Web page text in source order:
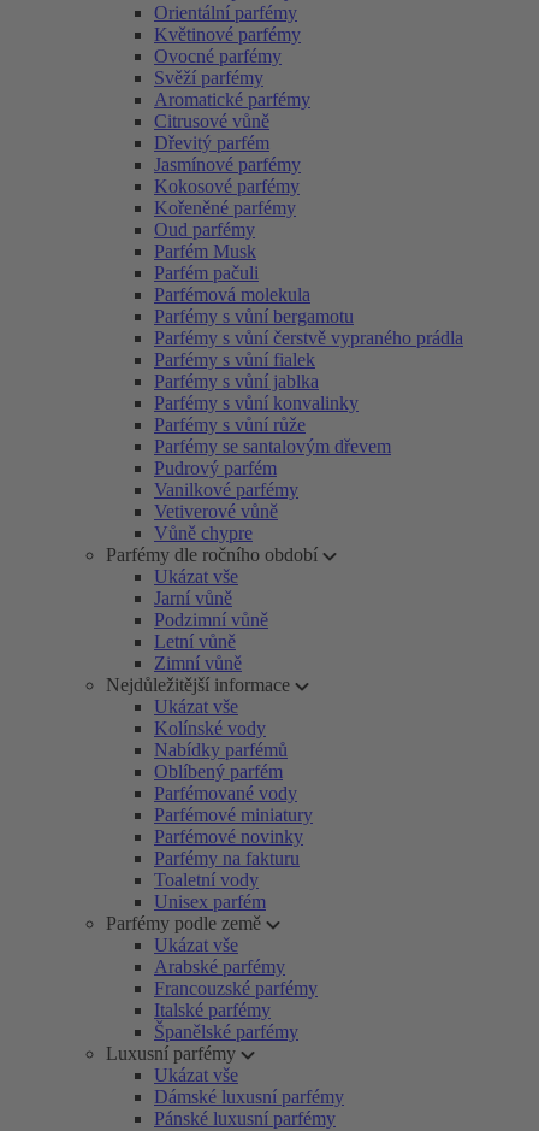
Orientální parfémy
Květinové parfémy
Ovocné parfémy
Svěží parfémy
Aromatické parfémy
Citrusové vůně
Dřevitý parfém
Jasmínové parfémy
Kokosové parfémy
Kořeněné parfémy
Oud parfémy
Parfém Musk
Parfém pačuli
Parfémová molekula
Parfémy s vůní bergamotu
Parfémy s vůní čerstvě vypraného prádla
Parfémy s vůní fialek
Parfémy s vůní jablka
Parfémy s vůní konvalinky
Parfémy s vůní růže
Parfémy se santalovým dřevem
Pudrový parfém
Vanilkové parfémy
Vetiverové vůně
Vůně chypre
Parfémy dle ročního období
Ukázat vše
Jarní vůně
Podzimní vůně
Letní vůně
Zimní vůně
Nejdůležitější informace
Ukázat vše
Kolínské vody
Nabídky parfémů
Oblíbený parfém
Parfémované vody
Parfémové miniatury
Parfémové novinky
Parfémy na fakturu
Toaletní vody
Unisex parfém
Parfémy podle země
Ukázat vše
Arabské parfémy
Francouzské parfémy
Italské parfémy
Španělské parfémy
Luxusní parfémy
Ukázat vše
Dámské luxusní parfémy
Pánské luxusní parfémy